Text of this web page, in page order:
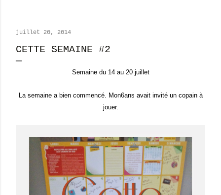
juillet 20, 2014
CETTE SEMAINE #2
Semaine du 14 au 20 juillet
La semaine a bien commencé. Mon6ans avait invité un copain à
jouer.